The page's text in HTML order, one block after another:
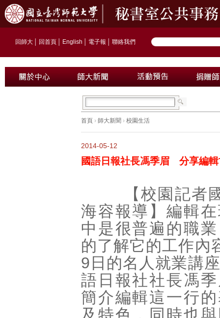
回師大 回首頁 English 電子報 聯絡我們
首頁 › 師大新聞 › 校園生活
2014-05-12
國語日報社長馮季眉 分享編輯
【校園記者國
海容報導】編輯
中是很普遍的職
的了解它的工作內
9日的名人就業講
語日報社社長馮
簡介編輯這一行